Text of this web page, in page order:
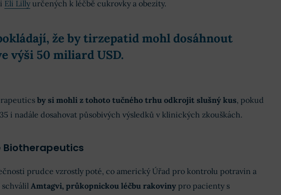
Eli Lillyurčených k léčbě cukrovky a obezity.
že by tirzepatid mohl dosáhnout
výši 50 miliard USD.
by si mohli z tohoto tučného trhu odkrojit slušný kus, pokud
i nadále dosahovat působivých výsledků v klinických zkouškách.
Biotherapeutics
prudce vzrostly poté, co americký Úřad pro kontrolu potravin a
schválilAmtagvi, průkopnickou léčbu rakovinypro pacienty s